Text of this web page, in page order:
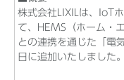
株式会社LIXILは、IoT
て、HEMS（ホーム・
との連携を通じた「電
日に追加いたしました。